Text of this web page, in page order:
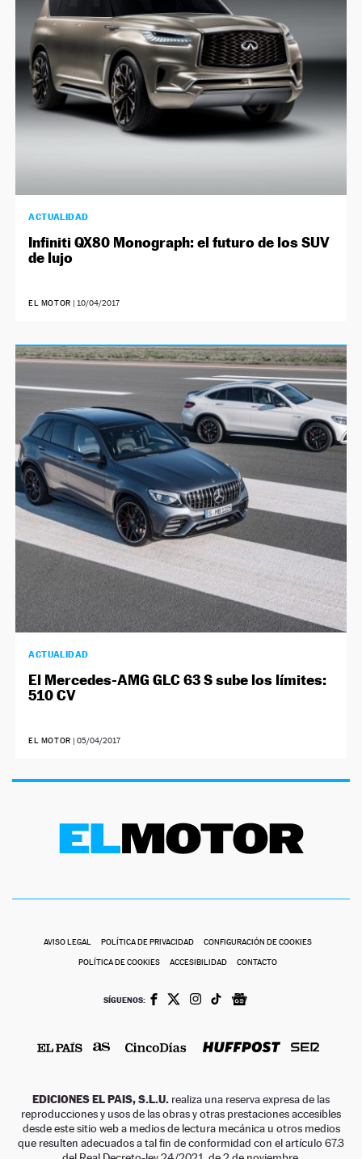
ACTUALIDAD
Infiniti QX80 Monograph: el futuro de los SUV
de lujo
EL MOTOR | 10/04/2017
ACTUALIDAD
El Mercedes-AMG GLC 63 S sube los límites:
510 CV
EL MOTOR | 05/04/2017
AVISO LEGAL POLÍTICA DE PRIVACIDAD CONFIGURACIÓN DE COOKIES
POLÍTICA DE COOKIES ACCESIBILIDAD CONTACTO
SÍGUENOS:
EDICIONES EL PAIS, S.L.U. realiza una reserva expresa de las
reproducciones y usos de las obras y otras prestaciones accesibles
desde este sitio web a medios de lectura mecánica u otros medios
que resulten adecuados a tal fin de conformidad con el artículo 67.3